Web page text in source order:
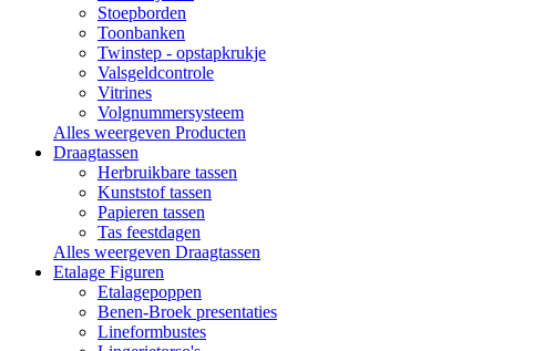
Stoepborden
Toonbanken
Twinstep - opstapkrukje
Valsgeldcontrole
Vitrines
Volgnummersysteem
Alles weergeven Producten
Draagtassen
Herbruikbare tassen
Kunststof tassen
Papieren tassen
Tas feestdagen
Alles weergeven Draagtassen
Etalage Figuren
Etalagepoppen
Benen-Broek presentaties
Lineformbustes